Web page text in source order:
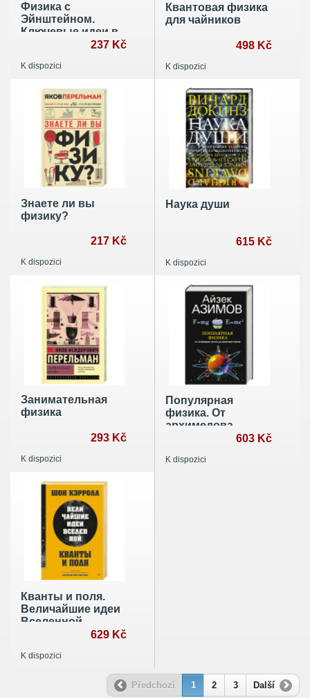
Физика с
Эйнштейном.
Ключевые идеи в
237 Kč
K dispozici
Квантовая физика
для чайников
498 Kč
K dispozici
Знаете ли вы
физику?
217 Kč
K dispozici
Наука души
615 Kč
K dispozici
Занимательная
физика
293 Kč
K dispozici
Популярная
физика. От
архимедова
механики
603 Kč
K dispozici
Кванты и поля.
Величайшие идеи
Вселенной
629 Kč
K dispozici
Předchozí 1 2 3 Další